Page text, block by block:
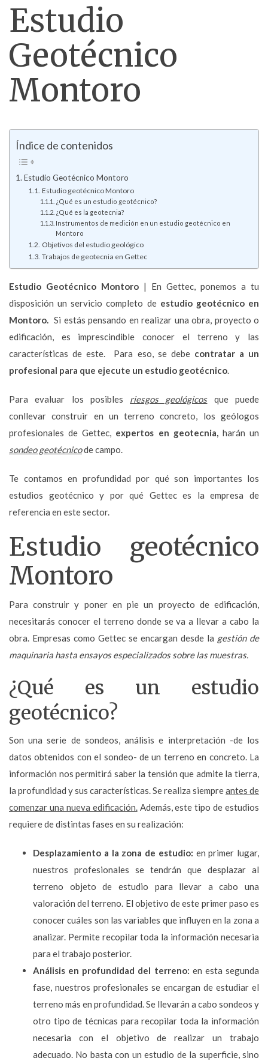
Estudio
Geotécnico
Montoro
Índice de contenidos
Estudio Geotécnico Montoro
Estudio geotécnico Montoro
¿Qué es un estudio geotécnico?
¿Qué es la geotecnia?
Instrumentos de medición en un estudio geotécnico en
Montoro
Objetivos del estudio geológico
Trabajos de geotecnia en Gettec
Estudio Geotécnico Montoro | En Gettec, ponemos a tu
disposición un servicio completo de estudio geotécnico en
Montoro. Si estás pensando en realizar una obra, proyecto o
edificación, es imprescindible conocer el terreno y las
características de este. Para eso, se debe contratar a un
profesional para que ejecute un estudio geotécnico.
Para evaluar los posibles riesgos geológicosque puede
conllevar construir en un terreno concreto, los geólogos
profesionales de Gettec, expertos en geotecnia, harán un
sondeo geotécnicode campo.
Te contamos en profundidad por qué son importantes los
estudios geotécnico y por qué Gettec es la empresa de
referencia en este sector.
Estudio geotécnico
Montoro
Para construir y poner en pie un proyecto de edificación,
necesitarás conocer el terreno donde se va a llevar a cabo la
obra. Empresas como Gettec se encargan desde la gestión de
maquinaria hasta ensayos especializados sobre las muestras.
¿Qué es un estudio
geotécnico?
Son una serie de sondeos, análisis e interpretación -de los
datos obtenidos con el sondeo- de un terreno en concreto. La
información nos permitirá saber la tensión que admite la tierra,
la profundidad y sus características. Se realiza siempreantes de
comenzar una nueva edificación.Además, este tipo de estudios
requiere de distintas fases en su realización:
Desplazamiento a la zona de estudio: en primer lugar,
nuestros profesionales se tendrán que desplazar al
terreno objeto de estudio para llevar a cabo una
valoración del terreno. El objetivo de este primer paso es
conocer cuáles son las variables que influyen en la zona a
analizar. Permite recopilar toda la información necesaria
para el trabajo posterior.
Análisis en profundidad del terreno: en esta segunda
fase, nuestros profesionales se encargan de estudiar el
terreno más en profundidad. Se llevarán a cabo sondeos y
otro tipo de técnicas para recopilar toda la información
necesaria con el objetivo de realizar un trabajo
adecuado. No basta con un estudio de la superficie, sino